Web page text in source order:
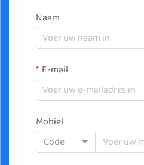
Naam
E-mail
Mobiel
Code